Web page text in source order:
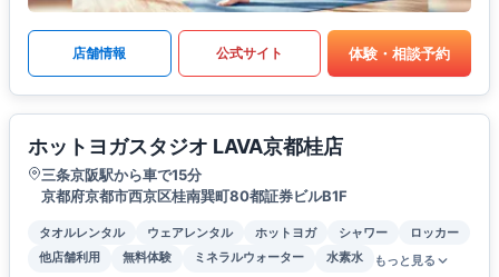
店舗情報 公式サイト 体験・相談予約
ホットヨガスタジオ LAVA京都桂店
三条京阪駅から車で15分
京都府京都市西京区桂南巽町80都証券ビルB1F
タオルレンタル ウェアレンタル ホットヨガ シャワー
ロッカー
他店舗利用
無料体験 ミネラルウォーター 水素水 もっと見る